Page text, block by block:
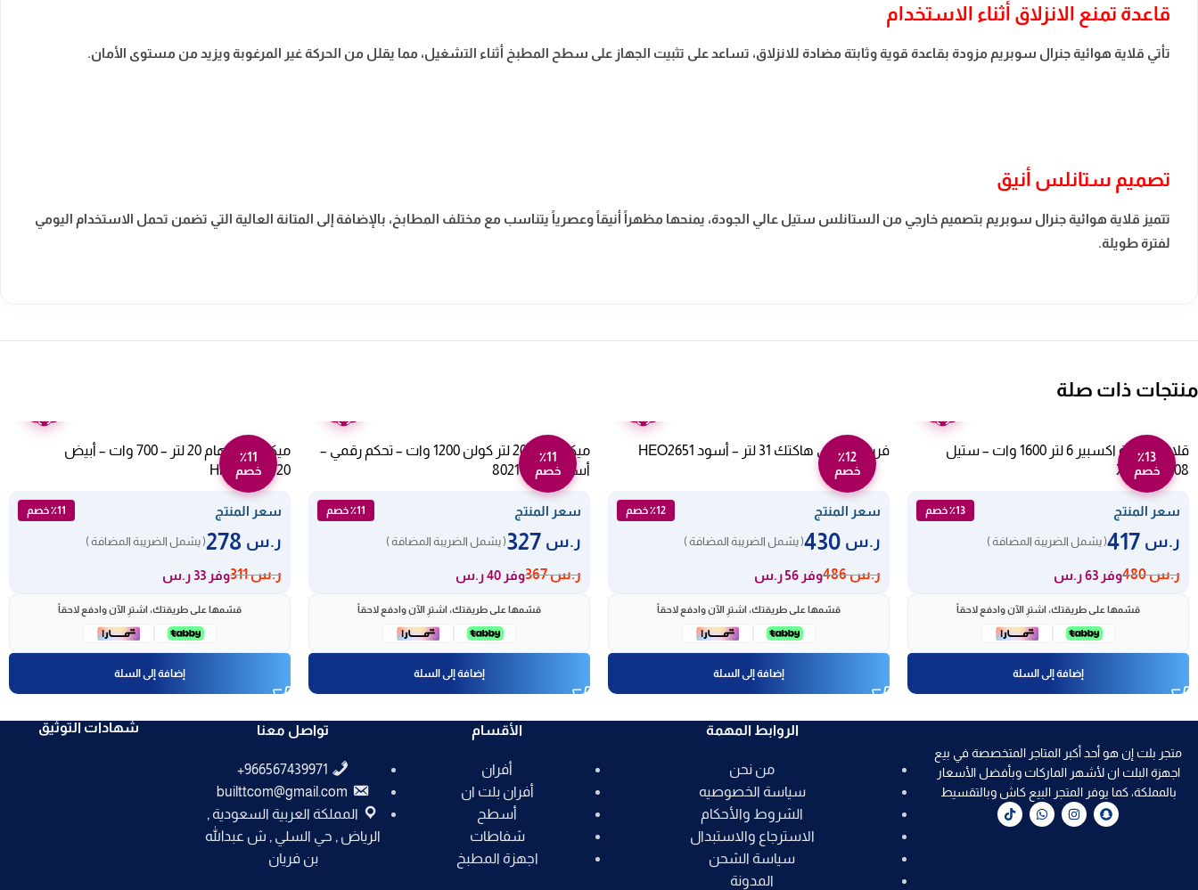
قاعدة تمنع الانزلاق أثناء الاستخدام
تأتي قلاية هوائية جنرال سوبريم مزودة بقاعدة قوية وثابتة مضادة للانزلاق، تساعد على تثبيت الجهاز على سطح المطبخ أثناء التشغيل، مما يقلل من الحركة غير المرغوبة ويزيد من مستوى الأمان.
تصميم ستانلس أنيق
تتميز قلاية هوائية جنرال سوبريم بتصميم خارجي من الستانلس ستيل عالي الجودة، يمنحها مظهراً أنيقاً وعصرياً يتناسب مع مختلف المطابخ، بالإضافة إلى المتانة العالية التي تضمن تحمل الاستخدام اليومي
لفترة طويلة.
منتجات ذات صلة
٪13
خصم
قلاية هوائية اكسبير 6 لتر 1600 وات – ستيل
XPAFG-708
سعر المنتج ٪13 خصم
ر.س ( يشمل الضريبة المضافة )
ر.س480 وفر 63 ر.س
قسّمها على طريقتك، اشترِ الآن وادفع لاحقاً
إضافة إلى السلة
٪12
خصم
فرن كهربائي هاكتك 31 لتر – أسود HEO2651
سعر المنتج ٪12 خصم
ر.س ( يشمل الضريبة المضافة )
ر.س486 وفر 56 ر.س
قسّمها على طريقتك، اشترِ الآن وادفع لاحقاً
إضافة إلى السلة
٪11
خصم
ميكروويف 20 لتر كولن 1200 وات – تحكم رقمي –
أسود 802100003
سعر المنتج ٪11 خصم
ر.س ( يشمل الضريبة المضافة )
ر.س367 وفر 40 ر.س
قسّمها على طريقتك، اشترِ الآن وادفع لاحقاً
إضافة إلى السلة
٪11
خصم
ميكروويف هام 20 لتر – 700 وات – أبيض
Hm20wmw20
سعر المنتج ٪11 خصم
ر.س ( يشمل الضريبة المضافة )
ر.س311 وفر 33 ر.س
قسّمها على طريقتك، اشترِ الآن وادفع لاحقاً
إضافة إلى السلة
متجر بلت إن هو أحد أكبر المتاجر المتخصصة في بيع
اجهزة البلت ان لأشهر الماركات وبأفضل الأسعار
بالمملكة، كما يوفر المتجر البيع كاش وبالتقسيط
الروابط المهمة
من نحن
سياسة الخصوصيه
الشروط والأحكام
الاسترجاع والاستبدال
سياسة الشحن
المدونة
الأقسام
أفران
أفران بلت ان
أسطح
شفاطات
اجهزة المطبخ
تواصل معنا
builttcom@gmail.com
المملكة العربية السعودية ,
الرياض , حي السلي , ش عبدالله
بن فريان
شهادات التوثيق